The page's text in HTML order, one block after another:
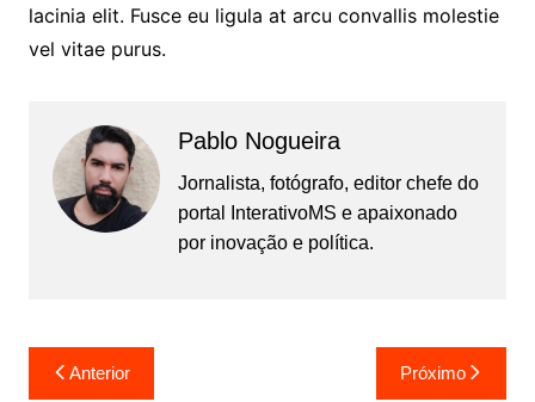
lacinia elit. Fusce eu ligula at arcu convallis molestie
vel vitae purus.
Pablo Nogueira
Jornalista, fotógrafo, editor chefe do
portal InterativoMS e apaixonado
por inovação e política.
Navegação
Anterior Próximo